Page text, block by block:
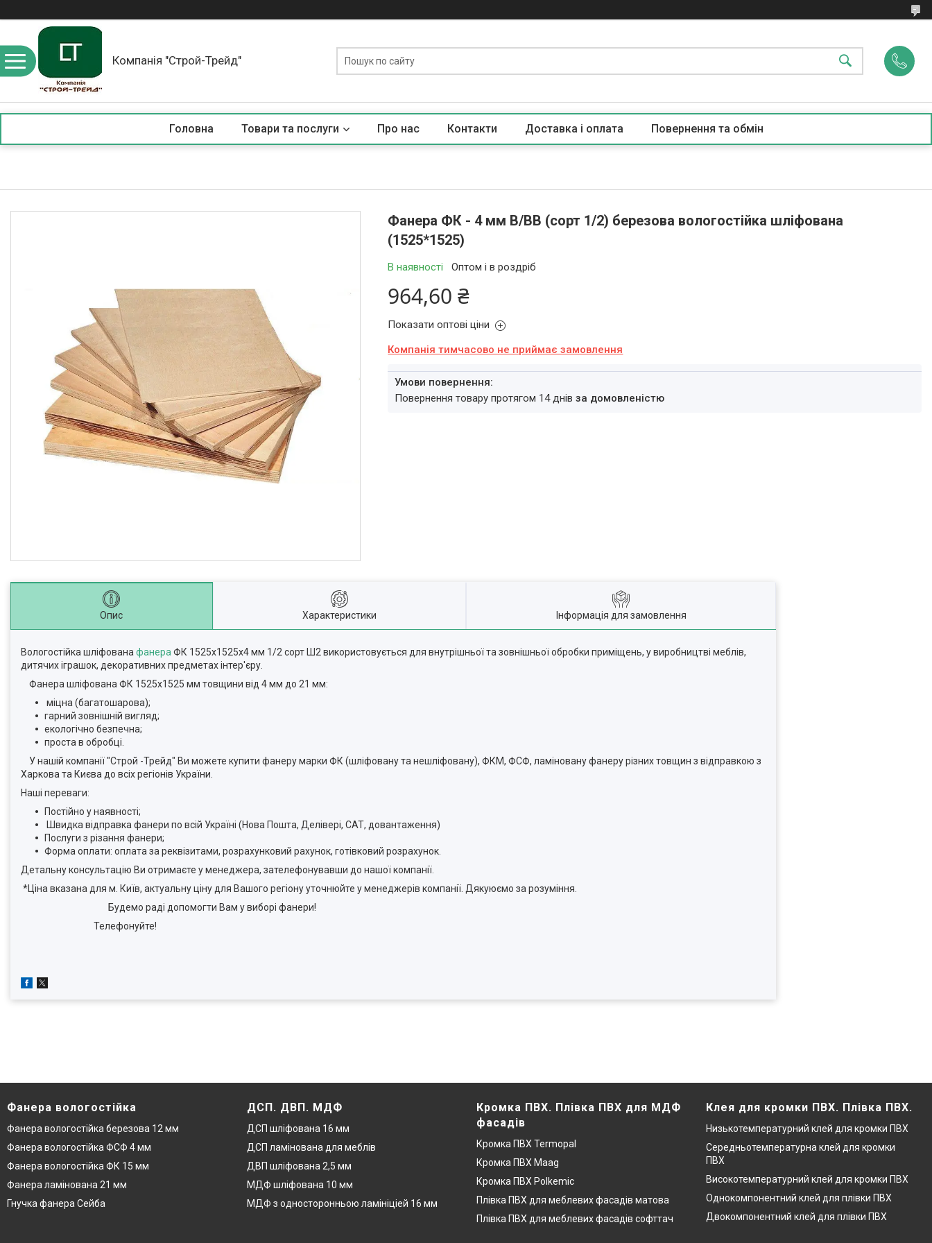
Компанія "Строй-Трейд"
Головна Товари та послуги Про нас Контакти Доставка і оплата Повернення та обмін
Фанера ФК - 4 мм В/ВВ (сорт 1/2) березова вологостійка шліфована
(1525*1525)
В наявності Оптом і в роздріб
964,60 ₴
Показати оптові ціни
Компанія тимчасово не приймає замовлення
повернення товару протягом 14 днівза домовленістю
Опис Характеристики Інформація для замовлення
Вологостійка шліфована фанера ФК 1525х1525х4 мм 1/2 сорт Ш2 використовується для внутрішньої та зовнішньої обробки приміщень, у виробництві меблів,
дитячих іграшок, декоративних предметах інтер'єру.
Фанера шліфована ФК 1525х1525 мм товщини від 4 мм до 21 мм:
міцна (багатошарова);
гарний зовнішній вигляд;
екологічно безпечна;
проста в обробці.
У нашій компанії "Строй -Трейд" Ви можете купити фанеру марки ФК (шліфовану та нешліфовану), ФКМ, ФСФ, ламіновану фанеру різних товщин з відправкою з
Харкова та Києва до всіх регіонів України.
Наші переваги:
Постійно у наявності;
Швидка відправка фанери по всій Україні (Нова Пошта, Делівері, САТ, довантаження)
Послуги з різання фанери;
Форма оплати: оплата за реквізитами, розрахунковий рахунок, готівковий розрахунок.
Детальну консультацію Ви отримаєте у менеджера, зателефонувавши до нашої компанії.
*Ціна вказана для м. Київ, актуальну ціну для Вашого регіону уточнюйте у менеджерів компанії. Дякуюємо за розуміння.
Будемо раді допомогти Вам у виборі фанери!
Телефонуйте!
Фанера вологостійка
Фанера вологостійка березова 12 мм
Фанера вологостійка ФСФ 4 мм
Фанера вологостійка ФК 15 мм
Фанера ламінована 21 мм
Гнучка фанера Сейба
ДСП. ДВП. МДФ
ДСП шліфована 16 мм
ДСП ламінована для меблів
ДВП шліфована 2,5 мм
МДФ шліфована 10 мм
МДФ з односторонньою ламініціей 16 мм
Кромка ПВХ. Плівка ПВХ для МДФ
фасадів
Кромка ПВХ Termopal
Кромка ПВХ Maag
Кромка ПВХ Polkemic
Плівка ПВХ для меблевих фасадів матова
Плівка ПВХ для меблевих фасадів софттач
Клея для кромки ПВХ. Плівка ПВХ.
Низькотемпературний клей для кромки ПВХ
Середньотемпературна клей для кромки
ПВХ
Високотемпературний клей для кромки ПВХ
Однокомпонентний клей для плівки ПВХ
Двокомпонентний клей для плівки ПВХ